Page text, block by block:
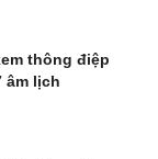
thông điệp
âm lịch